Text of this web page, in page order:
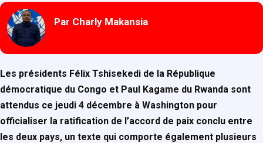
Par Charly Makansia
Les présidents Félix Tshisekedi de la République
démocratique du Congo et Paul Kagame du Rwanda sont
attendus ce jeudi 4 décembre à Washington pour
officialiser la ratification de l’accord de paix conclu entre
les deux pays, un texte qui comporte également plusieurs